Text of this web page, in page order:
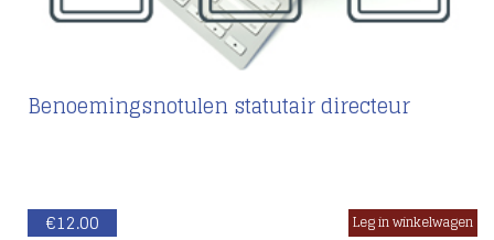
Benoemingsnotulen statutair directeur
€12.00